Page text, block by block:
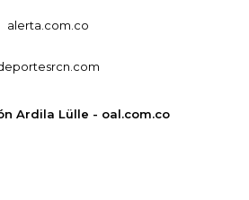
alerta.com.co
Ardila Lülle - oal.com.co